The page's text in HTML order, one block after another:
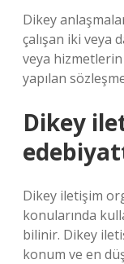
Dikey
çalışan iki veya
veya hizmetlerin
yapılan
Dikey
Dikey iletişim
konularında
bilinir. Dikey
konum ve en